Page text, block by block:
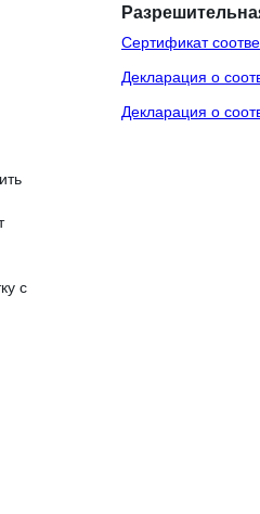
с
Сертификат
Декларация о
Декларация о